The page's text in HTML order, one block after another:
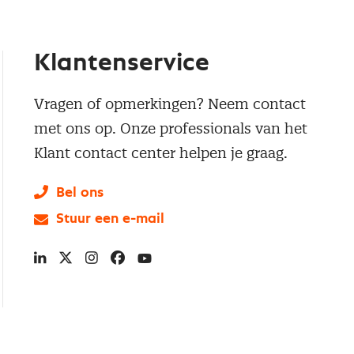
Klantenservice
Vragen of opmerkingen? Neem contact
met ons op. Onze professionals van het
Klant contact center helpen je graag.
Bel ons
Stuur een e-mail
LinkedIn
X Instagram
Facebook
YouTube